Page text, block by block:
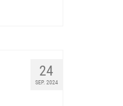
24
SEP. 2024